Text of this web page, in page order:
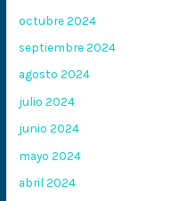
octubre 2024
septiembre 2024
agosto 2024
julio 2024
junio 2024
mayo 2024
abril 2024